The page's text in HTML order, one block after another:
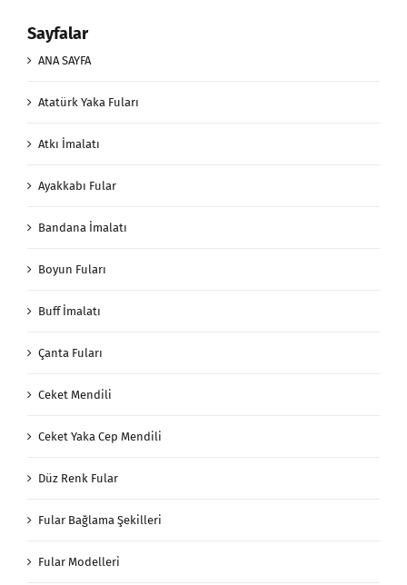
Sayfalar
ANA SAYFA
Atatürk Yaka Fuları
Atkı İmalatı
Ayakkabı Fular
Bandana İmalatı
Boyun Fuları
Buff İmalatı
Çanta Fuları
Ceket Mendili
Ceket Yaka Cep Mendili
Düz Renk Fular
Fular Bağlama Şekilleri
Fular Modelleri